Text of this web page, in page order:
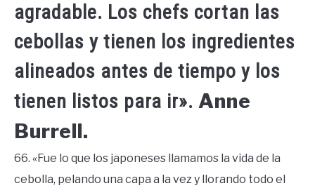
agradable. Los chefs cortan las
cebollas y tienen los ingredientes
alineados antes de tiempo y los
tienen listos para ir». Anne
Burrell.
66. «Fue lo que los japoneses llamamos la vida de la
cebolla, pelando una capa a la vez y llorando todo el